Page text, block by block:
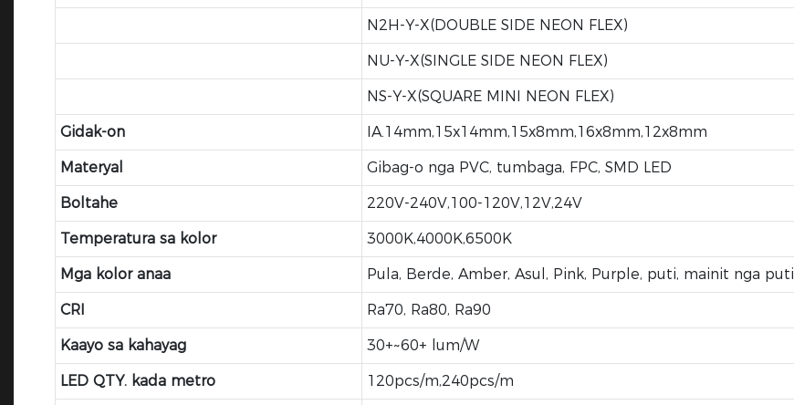
N2H-Y-X(DOUBLE SIDE NEON FLEX)
NU-Y-X(SINGLE SIDE NEON FLEX)
NS-Y-X(SQUARE MINI NEON FLEX)
Gidak-on IA.14mm,15x14mm,15x8mm,16x8mm,12x8mm
Materyal Gibag-o nga PVC, tumbaga, FPC, SMD LED
Boltahe 220V-240V,100-120V,12V,24V
Temperatura sa kolor 3000K,4000K,6500K
Mga kolor anaa Pula, Berde, Amber, Asul, Pink, Purple, puti, mainit nga puti
CRI Ra70, Ra80, Ra90
Kaayo sa kahayag 30+~60+ lum/W
LED QTY. kada metro 120pcs/m,240pcs/m